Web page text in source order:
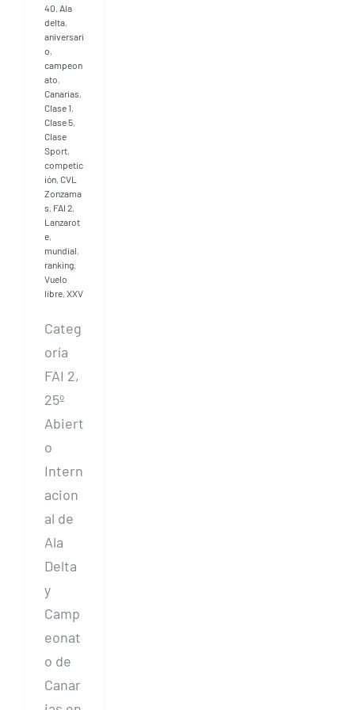
40, Ala
delta,
aniversari
o,
campeon
ato,
Canarias,
Clase 1,
Clase 5,
Clase
Sport,
competic
ión, CVL
Zonzama
s, FAI 2,
Lanzarot
e,
mundial,
ranking,
Vuelo
libre, XXV
Categ
oría
FAI 2,
25º
Abiert
o
Intern
acion
al de
Ala
Delta
y
Camp
eonat
o de
Canar